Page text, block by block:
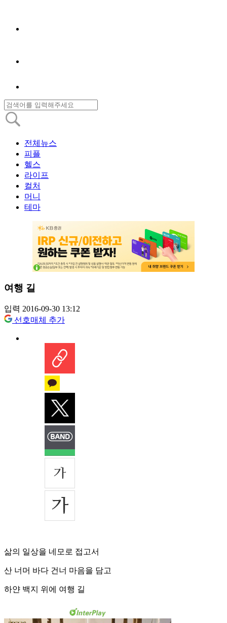
전체뉴스
피플
헬스
라이프
컬처
머니
테마
여행 길
입력 2016-09-30 13:12
선호매체 추가
삶의 일상을 네모로 접고서
산 너머 바다 건너 마음을 담고
하얀 백지 위에 여행 길